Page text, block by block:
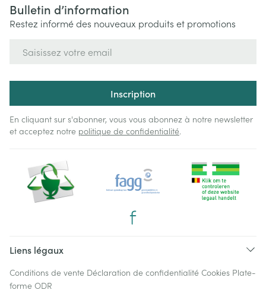
Bulletin d’information
Restez informé des nouveaux produits et promotions
Inscription
En cliquant sur s'abonner, vous vous abonnez à notre newsletter
et acceptez notre politique de confidentialité.
Liens légaux
Conditions de vente Déclaration de confidentialité Cookies Plate-
forme ODR